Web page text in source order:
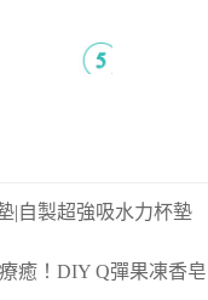
|自製超強吸水力杯墊
癒！DIY Q彈果凍香皂